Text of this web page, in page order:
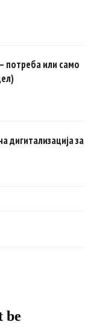
потреба или само
дигитализација за